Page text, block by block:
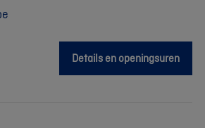
Details en openingsuren